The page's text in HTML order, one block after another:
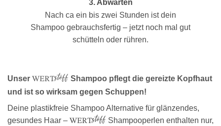
3. Abwarten
Nach ca ein bis zwei Stunden ist dein
Shampoo gebrauchsfertig – jetzt noch mal gut
schütteln oder rühren.
Unser WERTstoff Shampoo pflegt die gereizte Kopfhaut
und ist so wirksam gegen Schuppen!
Deine plastikfreie Shampoo Alternative für glänzendes,
gesundes Haar – WERTstoff Shampooperlen enthalten nur,